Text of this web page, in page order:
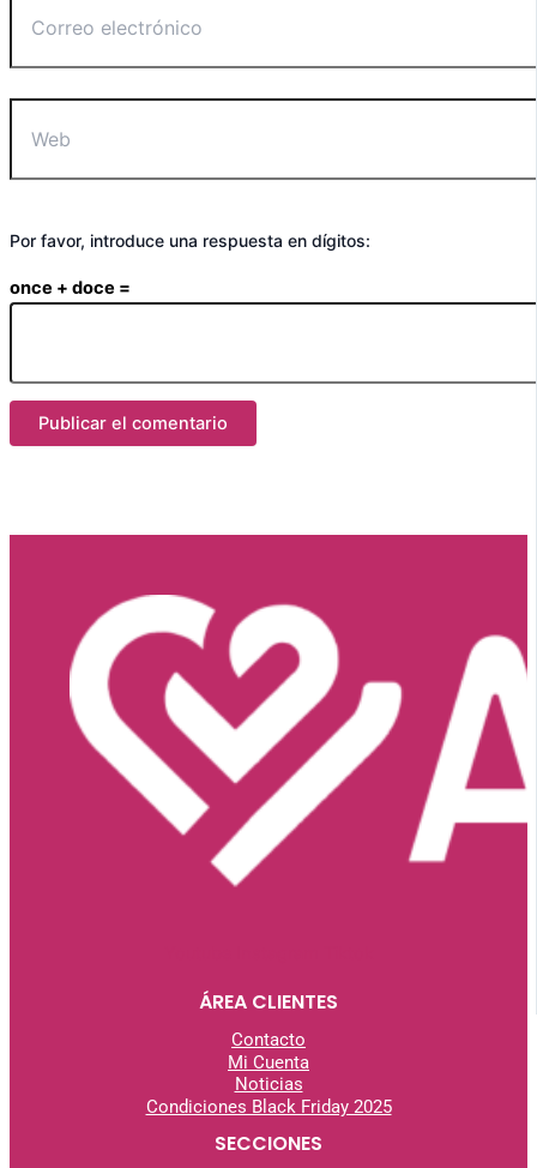
Por favor, introduce una respuesta en dígitos:
once + doce =
ÁREA CLIENTES
Contacto
Mi Cuenta
Noticias
Condiciones Black Friday 2025
SECCIONES